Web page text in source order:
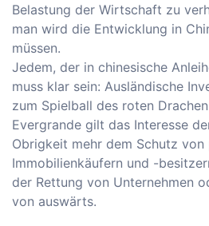
Belastung der Wirtschaft zu
man wird die Entwicklung in
müssen.
Jedem, der in chinesische
muss klar sein: Ausländische
zum Spielball des roten
Evergrande gilt das Interesse
Obrigkeit mehr dem Schutz von
Immobilienkäufern und -
der Rettung von Unternehmen
von auswärts.